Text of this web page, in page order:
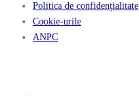
Politica de confidențialitate
Cookie-urile
ANPC